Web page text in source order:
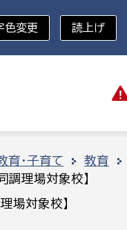
災・ハザードマップ
分野を選択
戸籍
色変更 読上げ
育・子育て 教育
調理場対象校】
場対象校】